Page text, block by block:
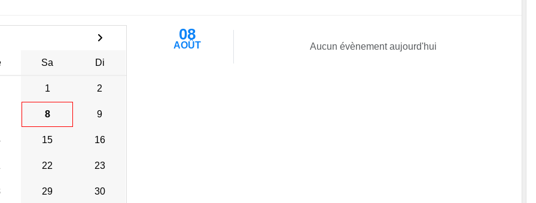
Sa Di
1 2
8 9
15 16
22 23
29 30
08
AOÛT Aucun évènement aujourd'hui